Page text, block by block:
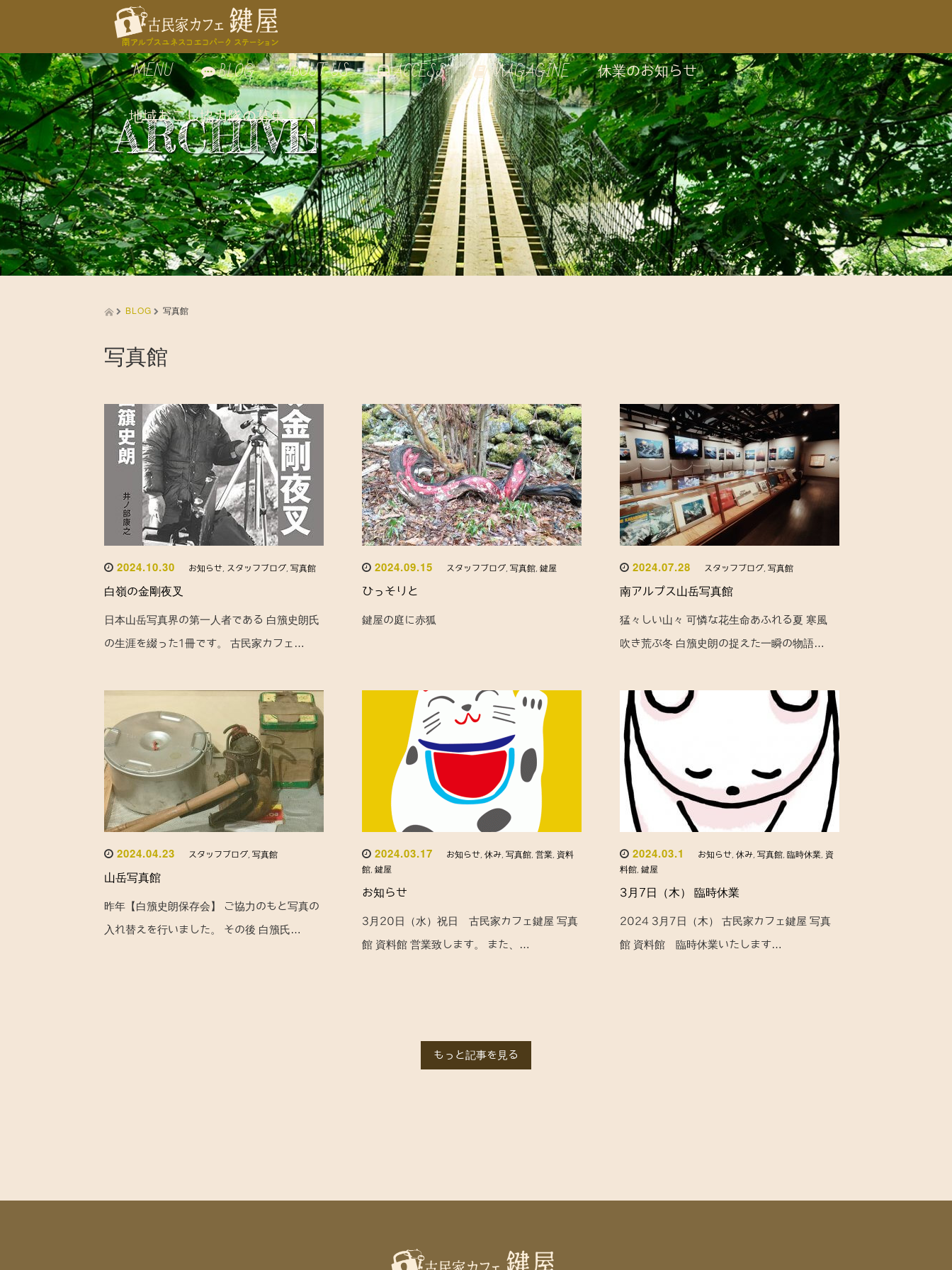
MENU
お食事
自家製スイーツ
お飲み物
BLOG ABOUT US
鍵屋の雰囲気
鍵屋のうつわ
古民家で絵付け体験
周辺の見どころ
ACCESS MAGAGINE
休業のお知らせ
地域おこし協力隊の募集
ARCHIVE
BLOG 写真館
写真館
2024.10.30 お知らせ スタッフブログ 写真館
白嶺の金剛夜叉
日本山岳写真界の第一人者である 白籏史朗氏
の生涯を綴った1冊です。 古民家カフェ…
2024.09.15 スタッフブログ, 写真館, 鍵屋
ひっそりと
鍵屋の庭に赤狐
2024.07.28 スタッフブログ, 写真館
南アルプス山岳写真館
猛々しい山々 可憐な花生命あふれる夏 寒風
吹き荒ぶ冬 白籏史朗の捉えた一瞬の物語…
2024.04.23 スタッフブログ 写真館
山岳写真館
昨年【白籏史朗保存会】 ご協力のもと写真の
入れ替えを行いました。 その後 白籏氏…
2024.03.17 お知らせ, 休み, 写真館, 営業, 資料
館, 鍵屋
お知らせ
3月20日（水）祝日 古民家カフェ鍵屋 写真
館 資料館 営業致します。 また、…
2024.03.1 お知らせ, 休み, 写真館, 臨時休業, 資
料館, 鍵屋
3月7日（木） 臨時休業
2024 3月7日（木） 古民家カフェ鍵屋 写真
館 資料館 臨時休業いたします…
もっと記事を見る